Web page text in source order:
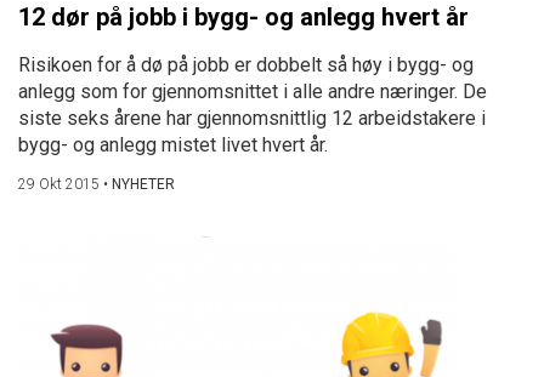
12 dør på jobb i bygg- og anlegg hvert år
Risikoen for å dø på jobb er dobbelt så høy i bygg- og
anlegg som for gjennomsnittet i alle andre næringer. De
siste seks årene har gjennomsnittlig 12 arbeidstakere i
bygg- og anlegg mistet livet hvert år.
29 Okt 2015 • NYHETER